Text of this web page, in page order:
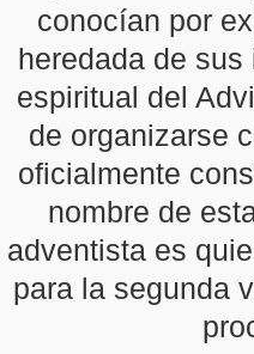
conocían por
heredada de
espiritual del
de organizarse
oficialmente
nombre de
adventista es
para la segunda